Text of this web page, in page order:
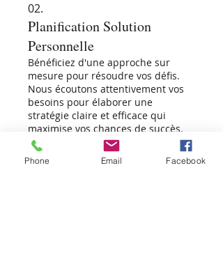
02.
Planification Solution
Personnelle
Bénéficiez d'une approche sur
mesure pour résoudre vos défis.
Nous écoutons attentivement vos
besoins pour élaborer une
stratégie claire et efficace qui
maximise vos chances de succès.
Afficher plus
Phone Email Facebook